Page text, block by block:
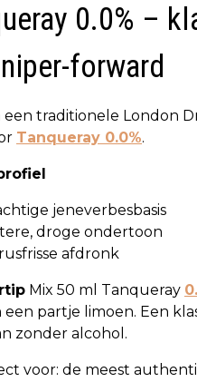
0.0% –
forward
een traditionele London
Tanqueray 0.0%.
jeneverbesbasis
droge ondertoon
afdronk
Mix 50 ml Tanqueray
partje limoen. Een
zonder alcohol.
voor: de meest